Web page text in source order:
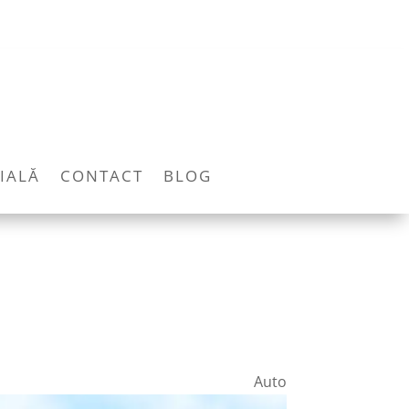
CONTACT BLOG
Auto